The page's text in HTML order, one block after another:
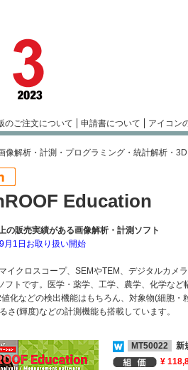
のご注文について 申請書について アイコン
像解析・計測・プログラミング・統計解析・
Education
の販売実績がある画像解析・計測ソフト
月1日お取り扱い開始
イクロスコープ、SEMやTEM、デジタルカメ
フトです。医学・薬学、工学、農学、化学な
化などの検出機能はもちろん、対象物(細胞
さ(輝度)などの計測機能も搭載しています。
MT50022
新
¥